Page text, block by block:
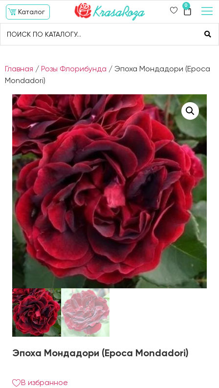
Каталог
0
Главная / Розы Флорибунда / Эпоха Мондадори (Epoca
Mondadori)
Эпоха Мондадори (Epoca Mondadori)
В избранное